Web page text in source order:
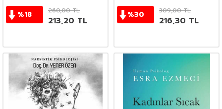
%18 260,00TL
213,20 TL
%30 309,00TL
216,30 TL